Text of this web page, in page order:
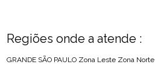
Regiões onde a atende :
GRANDE SÃO PAULO Zona Leste Zona Norte